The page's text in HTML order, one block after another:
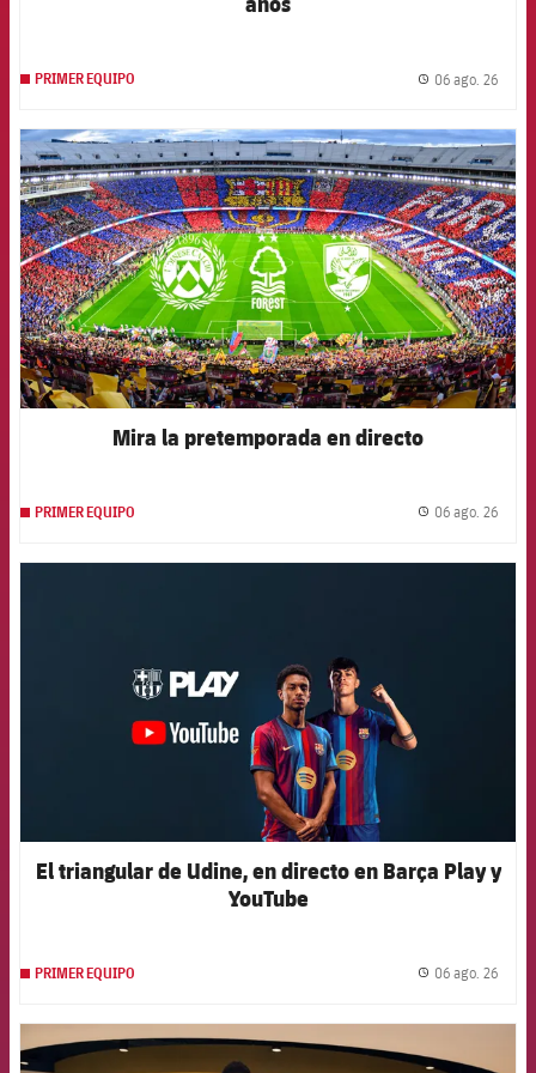
PRIMER EQUIPO 06 ago. 26
FCB Barcelona badge
Mira la pretemporada en directo
PRIMER EQUIPO 06 ago. 26
El triangular de Udine, en directo en Barça Play y
YouTube
PRIMER EQUIPO 06 ago. 26